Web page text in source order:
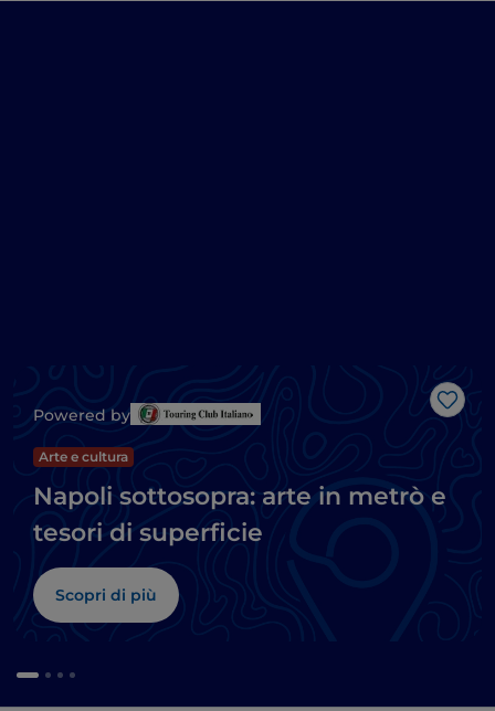
Like
Powered by
Arte e cultura
Napoli sottosopra: arte in metrò e
tesori di superficie
Scopri di più